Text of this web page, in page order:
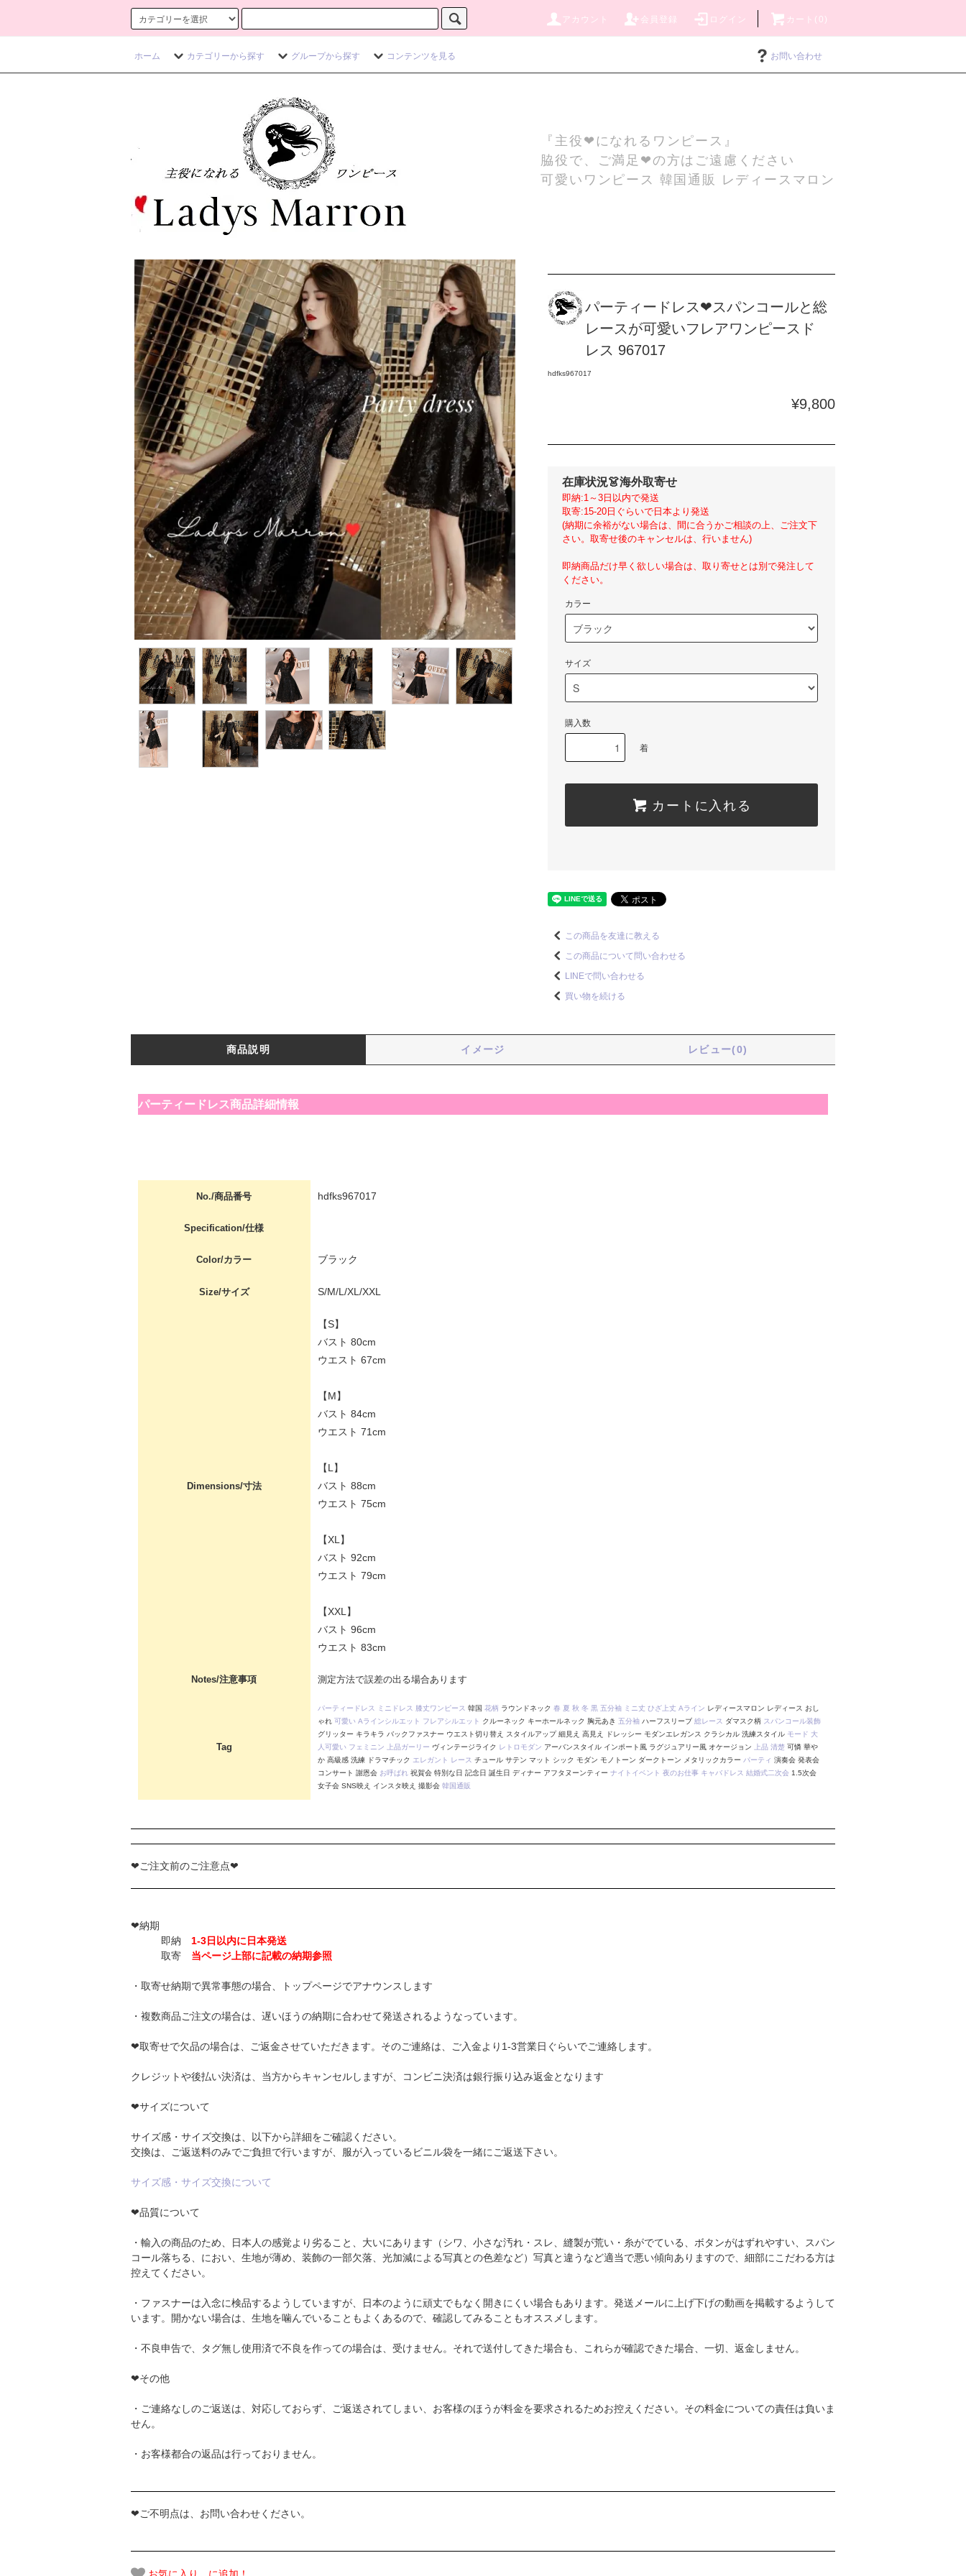
アカウント 会員登録 ログイン カート(0)
ホーム カテゴリーから探す グループから探す コンテンツを見る お問い合わせ
『主役❤になれるワンピース』
脇役で、ご満足❤の方はご遠慮ください
可愛いワンピース 韓国通販 レディースマロン
パーティードレス❤スパンコールと総
レースが可愛いフレアワンピースド
レス 967017
hdfks967017
¥9,800
在庫状況👗海外取寄せ
即納:1～3日以内で発送
取寄:15-20日ぐらいで日本より発送
(納期に余裕がない場合は、間に合うかご相談の上、ご注文下
さい。取寄せ後のキャンセルは、行いません)
即納商品だけ早く欲しい場合は、取り寄せとは別で発注して
ください。
カラー
サイズ
購入数
着
カートに入れる
この商品を友達に教える
この商品について問い合わせる
LINEで問い合わせる
買い物を続ける
商品説明 イメージ レビュー(0)
パーティードレス商品詳細情報
No./商品番号 hdfks967017
Specification/仕様
Color/カラー ブラック
Size/サイズ S/M/L/XL/XXL
Dimensions/寸法
【S】
バスト 80cm
ウエスト 67cm
【M】
バスト 84cm
ウエスト 71cm
【L】
バスト 88cm
ウエスト 75cm
【XL】
バスト 92cm
ウエスト 79cm
【XXL】
バスト 96cm
ウエスト 83cm
Notes/注意事項 測定方法で誤差の出る場合あります
Tag
パーティードレス ミニドレス 膝丈ワンピース 韓国 花柄 ラウンドネック 春 夏 秋 冬 黒 五分袖 ミニ丈 ひざ上丈 Aライン レディースマロン レディース おし
ゃれ 可愛い Aラインシルエット フレアシルエット クルーネック キーホールネック 胸元あき 五分袖ハーフスリーブ 総レース ダマスク柄 スパンコール装飾
グリッター キラキラ バックファスナー ウエスト切り替え スタイルアップ 細見え 高見え ドレッシー モダンエレガンス クラシカル 洗練スタイル モード 大
人可愛い フェミニン 上品ガーリー ヴィンテージライク レトロモダン アーバンスタイル インポート風 ラグジュアリー風 オケージョン 上品 清楚可憐 華や
か 高級感 洗練 ドラマチック エレガント レース チュール サテン マット シック モダン モノトーン ダークトーン メタリックカラー パーティ 演奏会 発表会
コンサート 謝恩会 お呼ばれ祝賀会 特別な日 記念日 誕生日 ディナー アフタヌーンティー ナイトイベント 夜のお仕事 キャバドレス 結婚式二次会1.5次会
女子会 SNS映え インスタ映え 撮影会 韓国通販
❤ご注文前のご注意点❤
❤納期
即納 1-3日以内に日本発送
取寄 当ページ上部に記載の納期参照
・取寄せ納期で異常事態の場合、トップページでアナウンスします
・複数商品ご注文の場合は、遅いほうの納期に合わせて発送されるようなっています。
❤取寄せで欠品の場合は、ご返金させていただきます。そのご連絡は、ご入金より1-3営業日ぐらいでご連絡します。
クレジットや後払い決済は、当方からキャンセルしますが、コンビニ決済は銀行振り込み返金となります
❤サイズについて
サイズ感・サイズ交換は、以下から詳細をご確認ください。
交換は、ご返送料のみでご負担で行いますが、服が入っているビニル袋を一緒にご返送下さい。
サイズ感・サイズ交換について
❤品質について
・輸入の商品のため、日本人の感覚より劣ること、大いにあります（シワ、小さな汚れ・スレ、縫製が荒い・糸がでている、ボタンがはずれやすい、スパン
コール落ちる、におい、生地が薄め、装飾の一部欠落、光加減による写真との色差など）写真と違うなど適当で悪い傾向ありますので、細部にこだわる方は
控えてください。
・ファスナーは入念に検品するようしていますが、日本のように頑丈でもなく開きにくい場合もあります。発送メールに上げ下げの動画を掲載するようして
います。開かない場合は、生地を噛んでいることもよくあるので、確認してみることもオススメします。
・不良申告で、タグ無し使用済で不良を作っての場合は、受けません。それで送付してきた場合も、これらが確認できた場合、一切、返金しません。
❤その他
・ご連絡なしのご返送は、対応しておらず、ご返送されてしまい、お客様のほうが料金を要求されるためお控えください。その料金についての責任は負いま
せん。
・お客様都合の返品は行っておりません。
❤ご不明点は、お問い合わせください。